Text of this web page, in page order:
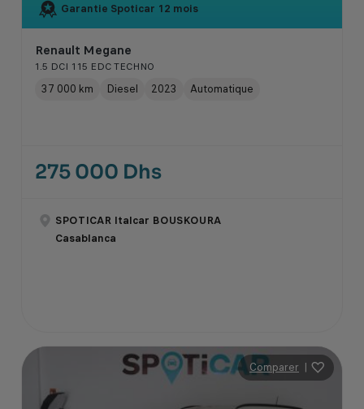
Garantie Spoticar 12 mois
Renault Megane
1.5 DCI 115 EDC TECHNO
37 000 km Diesel 2023 Automatique
275 000 Dhs
SPOTICAR Italcar BOUSKOURA
Casablanca
Comparer |